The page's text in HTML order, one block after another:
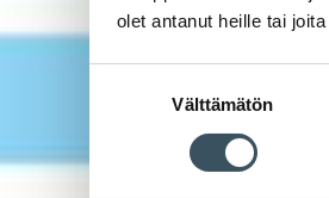
olet antanut heille tai
Välttämätön